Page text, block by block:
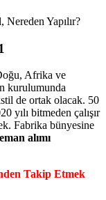
Nereden Yapılır?
Afrika ve
kurulumunda
de ortak olacak. 50
yılı bitmeden çalışır
Fabrika bünyesine
alımı
Takip Etmek